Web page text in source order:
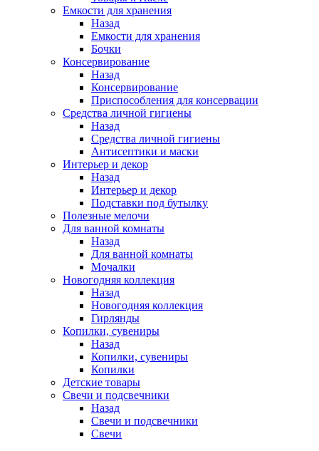
Емкости для хранения
Назад
Емкости для хранения
Бочки
Консервирование
Назад
Консервирование
Приспособления для консервации
Средства личной гигиены
Назад
Средства личной гигиены
Антисептики и маски
Интерьер и декор
Назад
Интерьер и декор
Подставки под бутылку
Полезные мелочи
Для ванной комнаты
Назад
Для ванной комнаты
Мочалки
Новогодняя коллекция
Назад
Новогодняя коллекция
Гирлянды
Копилки, сувениры
Назад
Копилки, сувениры
Копилки
Детские товары
Свечи и подсвечники
Назад
Свечи и подсвечники
Свечи